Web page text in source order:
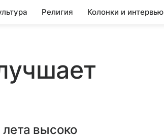
Религия Колонки и интервью
высоко